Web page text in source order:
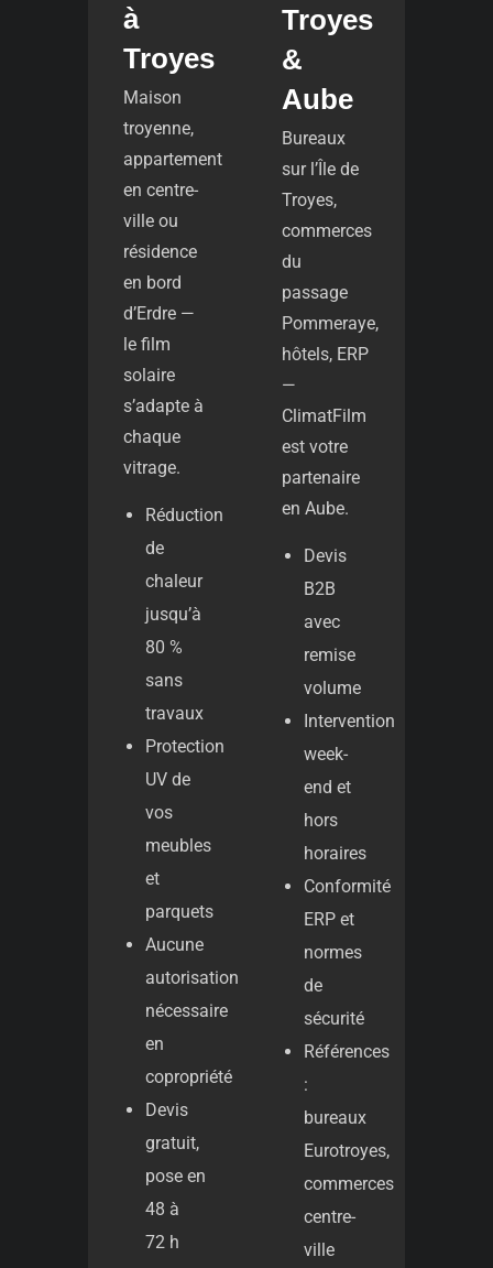
à
Troyes
Maison
troyenne,
appartement
en centre-
ville ou
résidence
en bord
d’Erdre —
le film
solaire
s’adapte à
chaque
vitrage.
Réduction
de
chaleur
jusqu’à
80 %
sans
travaux
Protection
UV de
vos
meubles
et
parquets
Aucune
autorisation
nécessaire
en
copropriété
Devis
gratuit,
pose en
48 à
72 h
Troyes
&
Aube
Bureaux
sur l’Île de
Troyes,
commerces
du
passage
Pommeraye,
hôtels, ERP
—
ClimatFilm
est votre
partenaire
en Aube.
Devis
B2B
avec
remise
volume
Intervention
week-
end et
hors
horaires
Conformité
ERP et
normes
de
sécurité
Références
:
bureaux
Eurotroyes,
commerces
centre-
ville